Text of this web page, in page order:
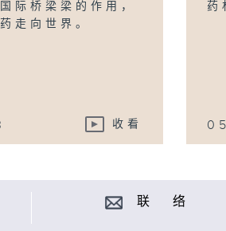
际桥梁梁的作用，
走向世界。
收看
药
联 络